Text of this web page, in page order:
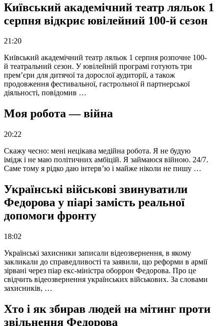
Київський академічний театр ляльок 1
серпня відкриє ювілейний 100-й сезон
21:20
Київський академічний театр ляльок 1 серпня розпочне 100-
й театральний сезон. У ювілейній програмі готують три
прем’єри для дитячої та дорослої аудиторії, а також
продовження фестивальної, гастрольної й партнерської
діяльності, повідомив …
Моя робота — війна
20:22
Скажу чесно: мені нецікава медійна робота. Я не будую
імідж і не маю політичних амбіцій. Я займаюся війною. 24/7.
Саме тому я рідко даю інтерв’ю і майже ніколи не пишу …
Українські військові звинуватили
Федорова у піарі замість реальної
допомоги фронту
18:02
Українські захисники записали відеозвернення, в якому
закликали до справедливості та заявили, що реформи в армії
зірвані через піар екс-міністра оборрон Федорова. Про це
свідчить відеозвернення українських військових. За словами
захисників, …
Хто і як збирав людей на мітинг проти
звільнення Федорова